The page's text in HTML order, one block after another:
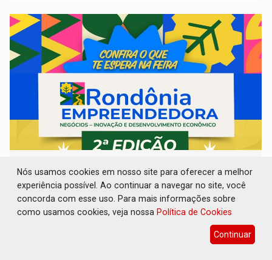
começa nesta quinta-feira (6) no Espaço
Alternativo
Com entrada gratuita, o evento de quatro dias destaca a
inovação regional, o artesanato, a gastronomia e
Nós usamos cookies em nosso site para oferecer a melhor
experiência possível. Ao continuar a navegar no site, você
concorda com esse uso. Para mais informações sobre
como usamos cookies, veja nossa Política de Cookies
Continuar